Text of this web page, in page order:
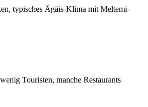
typisches Ägäis-Klima mit Meltemi-
Touristen, manche Restaurants